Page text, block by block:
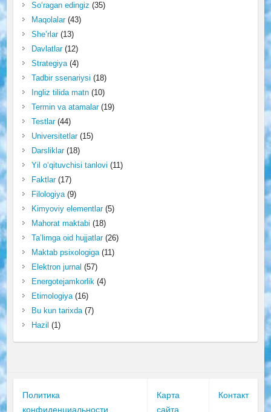
So‘ragan edingiz (35)
Maqolalar(43)
She’rlar(13)
Davlatlar(12)
Strategiya(4)
Tadbir ssenariysi (18)
Ingliz tilida matn(10)
Termin va atamalar(19)
Testlar(44)
Universitetlar(15)
Darsliklar(18)
Yil o‘qituvchisi tanlovi (11)
Faktlar(17)
Filologiya(9)
Kimyoviy elementlar(5)
Mahorat maktabi (18)
Ta’limga oid hujjatlar(26)
Maktab psixologiga(11)
Elektron jurnal (57)
Energotejamkorlik(4)
Etimologiya(16)
Bu kun tarixda(7)
Hazil (1)
Политика
конфиденциальности
Карта
сайта
Контакт